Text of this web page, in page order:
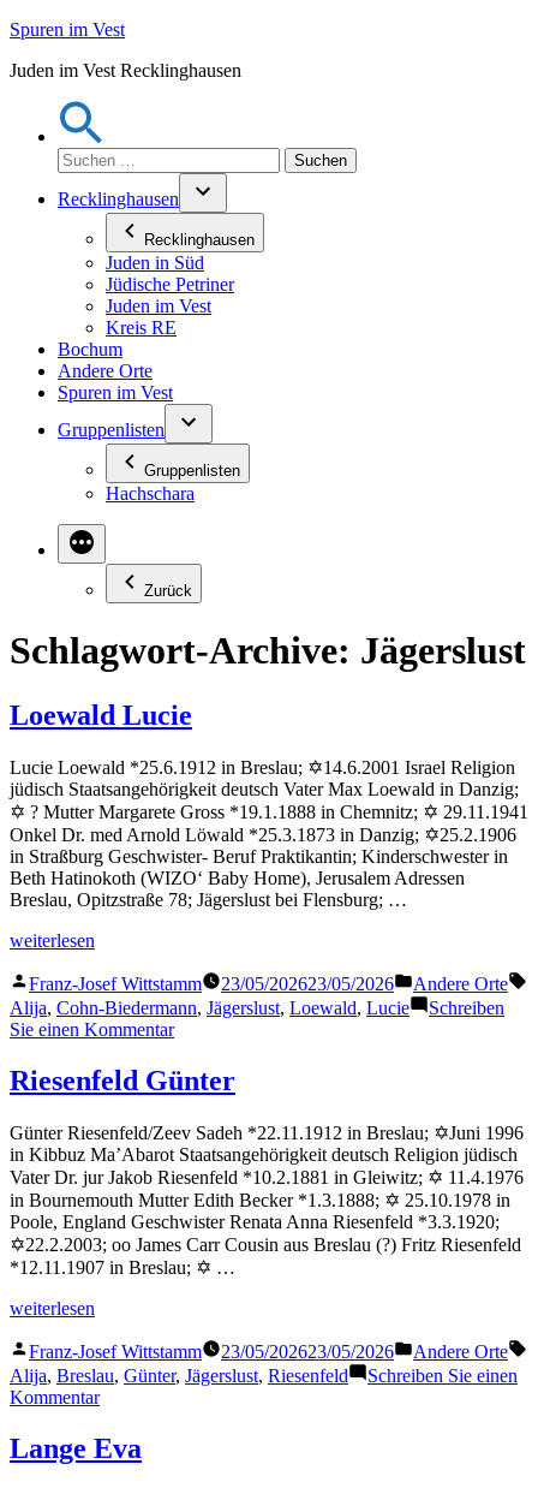
Zum
springen
Spuren im Vest
Juden im Vest Recklinghausen
Suchen
nach:
Recklinghausen
Recklinghausen
Juden in Süd
Jüdische Petriner
Juden im Vest
Kreis RE
Bochum
Andere Orte
Spuren im Vest
Gruppenlisten
Gruppenlisten
Hachschara
Zurück
Schlagwort-Archive: Jägerslust
Loewald Lucie
Lucie Loewald *25.6.1912 in Breslau; ✡14.6.2001 Israel Religion
jüdisch Staatsangehörigkeit deutsch Vater Max Loewald in Danzig;
✡ ? Mutter Margarete Gross *19.1.1888 in Chemnitz; ✡ 29.11.1941
Onkel Dr. med Arnold Löwald *25.3.1873 in Danzig; ✡25.2.1906
in Straßburg Geschwister- Beruf Praktikantin; Kinderschwester in
Beth Hatinokoth (WIZO‘ Baby Home), Jerusalem Adressen
Breslau, Opitzstraße 78; Jägerslust bei Flensburg; …
„Loewald
weiterlesen
Veröffentlicht
von
Franz-Josef Wittstamm 23/05/202623/05/2026
Veröffentlicht
in
Andere Orte
Alija, Cohn-Biedermann, Jägerslust, Loewald, Lucie
Schreiben
Sie einen Kommentarzu
Lucie
Riesenfeld Günter
Günter Riesenfeld/Zeev Sadeh *22.11.1912 in Breslau; ✡Juni 1996
in Kibbuz Ma’Abarot Staatsangehörigkeit deutsch Religion jüdisch
Vater Dr. jur Jakob Riesenfeld *10.2.1881 in Gleiwitz; ✡ 11.4.1976
in Bournemouth Mutter Edith Becker *1.3.1888; ✡ 25.10.1978 in
Poole, England Geschwister Renata Anna Riesenfeld *3.3.1920;
✡22.2.2003; oo James Carr Cousin aus Breslau (?) Fritz Riesenfeld
*12.11.1907 in Breslau; ✡ …
„Riesenfeld
weiterlesen
Veröffentlicht
von
Franz-Josef Wittstamm 23/05/202623/05/2026
Veröffentlicht
in
Andere Orte
Alija, Breslau, Günter, Jägerslust, Riesenfeld
Schreiben Sie einen
Kommentarzu
Günter
Lange Eva